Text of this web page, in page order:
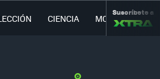
CIENCIA MOVILIDAD
Suscríbete a